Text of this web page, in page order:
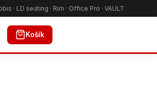
· LD seating · Rim · Office Pro · VAULT
Košík